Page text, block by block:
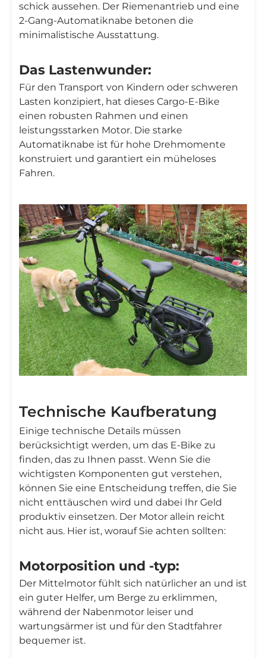
schick aussehen. Der Riemenantrieb und eine
2-Gang-Automatiknabe betonen die
minimalistische Ausstattung.
Das Lastenwunder:
Für den Transport von Kindern oder schweren
Lasten konzipiert, hat dieses Cargo-E-Bike
einen robusten Rahmen und einen
leistungsstarken Motor. Die starke
Automatiknabe ist für hohe Drehmomente
konstruiert und garantiert ein müheloses
Fahren.
Technische Kaufberatung
Einige technische Details müssen
berücksichtigt werden, um das E-Bike zu
finden, das zu Ihnen passt. Wenn Sie die
wichtigsten Komponenten gut verstehen,
können Sie eine Entscheidung treffen, die Sie
nicht enttäuschen wird und dabei Ihr Geld
produktiv einsetzen. Der Motor allein reicht
nicht aus. Hier ist, worauf Sie achten sollten:
Motorposition und -typ:
Der Mittelmotor fühlt sich natürlicher an und ist
ein guter Helfer, um Berge zu erklimmen,
während der Nabenmotor leiser und
wartungsärmer ist und für den Stadtfahrer
bequemer ist.